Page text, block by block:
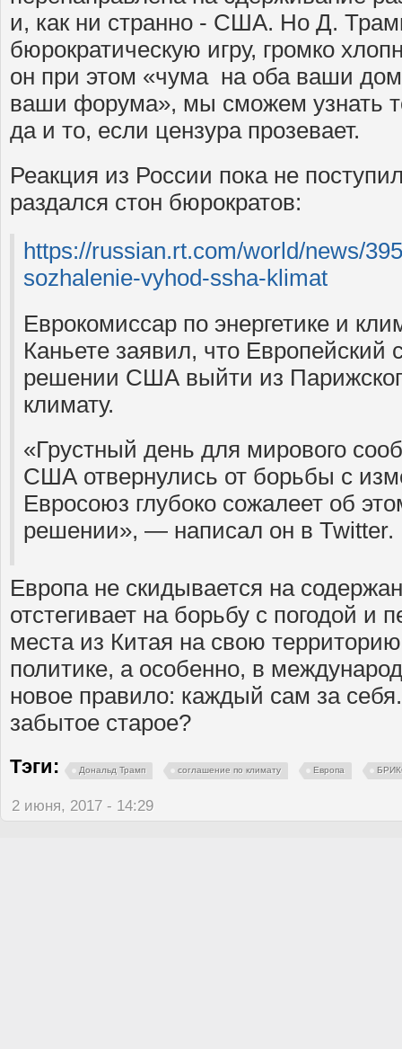
и, как ни странно - США. Но Д.
бюрократическую игру, громко
он при этом «чума на оба ваши
ваши форума», мы сможем узнать
да и то, если цензура прозевает.
Реакция из России пока не
раздался стон бюрократов:
https://russian.rt.com/world/news/
sozhalenie-vyhod-ssha-klimat
Еврокомиссар по энергетике и
Каньете заявил, что Европейский
решении США выйти из
климату.
«Грустный день для мирового
США отвернулись от борьбы с
Евросоюз глубоко сожалеет об
решении», — написал он в Twitter.
Европа не скидывается на
отстегивает на борьбу с погодой и
места из Китая на свою
политике, а особенно, в
новое правило: каждый сам за
забытое старое?
Тэги: Дональд Трамп соглашение по климату Европа
2 июня, 2017 - 14:29